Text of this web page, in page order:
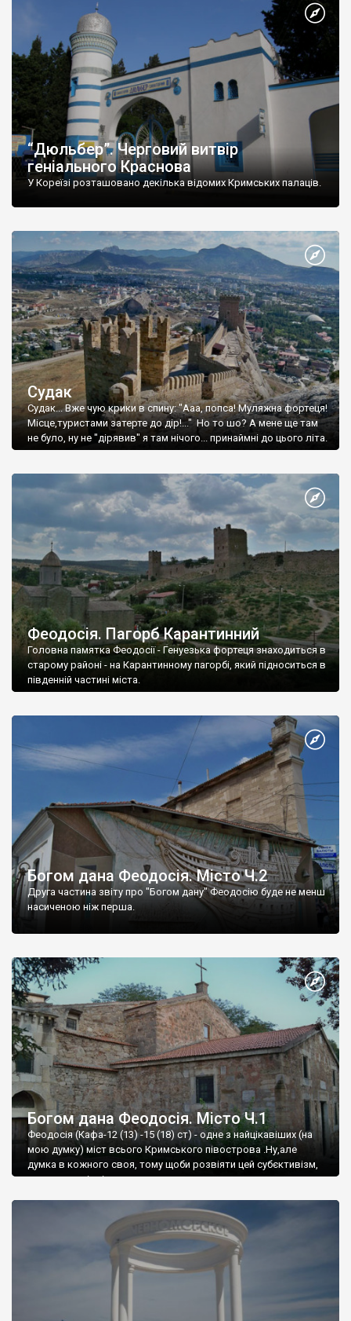
“Дюльбер”. Черговий витвір
геніального Краснова
У Кореїзі розташовано декілька відомих Кримських палаців.
Судак
Судак... Вже чую крики в спину: "Ааа, попса! Муляжна фортеця!
Місце,туристами затерте до дір!..." Но то шо? А мене ще там
не було, ну не "дірявив" я там нічого... принаймні до цього літа.
Феодосія. Пагорб Карантинний
Головна памятка Феодосії - Генуезька фортеця знаходиться в
старому районі - на Карантинному пагорбі, який підноситься в
південній частині міста.
Богом дана Феодосія. Місто Ч.2
Друга частина звіту про "Богом дану" Феодосію буде не менш
насиченою ніж перша.
Богом дана Феодосія. Місто Ч.1
Феодосія (Кафа-12 (13) -15 (18) ст) - одне з найцікавіших (на
мою думку) міст всього Кримського півострова .Ну,але
думка в кожного своя, тому щоби розвіяти цей субєктивізм,
запрошую відвідати це